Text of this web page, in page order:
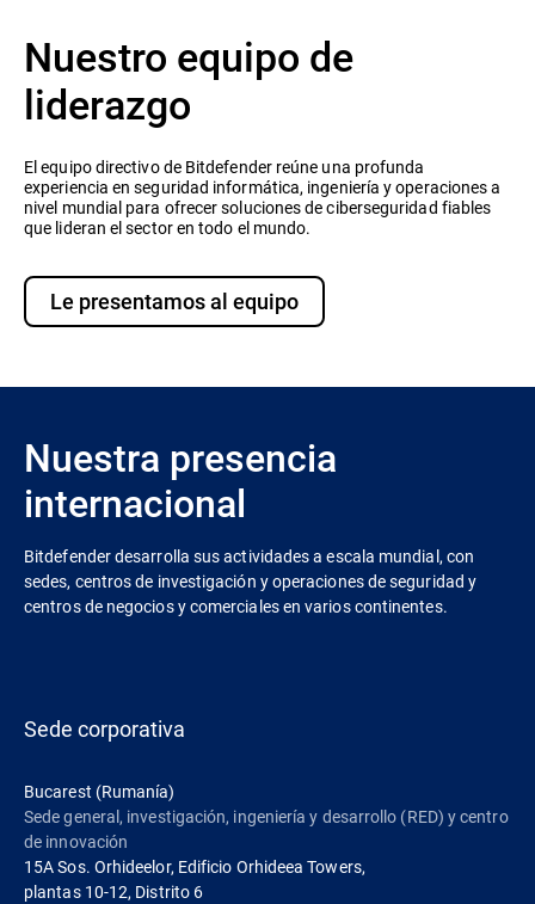
Nuestro equipo de
liderazgo
El equipo directivo de Bitdefender reúne una profunda
experiencia en seguridad informática, ingeniería y operaciones a
nivel mundial para ofrecer soluciones de ciberseguridad fiables
que lideran el sector en todo el mundo.
Le presentamos al equipo
Nuestra presencia
internacional
Bitdefender desarrolla sus actividades a escala mundial, con
sedes, centros de investigación y operaciones de seguridad y
centros de negocios y comerciales en varios continentes.
Sede corporativa
Bucarest (Rumanía)
Sede general, investigación, ingeniería y desarrollo (RED) y centro
de innovación
15A Sos. Orhideelor, Edificio Orhideea Towers,
plantas 10-12, Distrito 6